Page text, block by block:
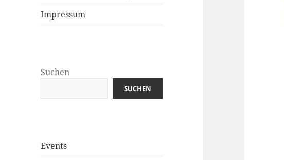
Impressum
Suchen
SUCHEN
Events